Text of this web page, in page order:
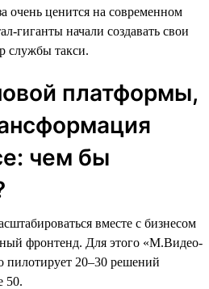
очень ценится на современном
гиганты начали создавать свои
службы такси.
платформы,
чем бы
вместе с бизнесом
фронтенд. Для этого «М.Видео-
пилотирует 20–30 решений
50.